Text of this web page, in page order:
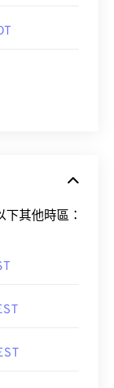
其他時區：